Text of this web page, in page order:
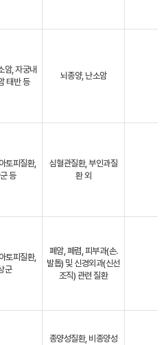
암, 자궁내
태반 등
뇌종양, 난소암
토피질환,
등
심혈관질환, 부인과질
환 외
토피질환,
군
폐암, 폐렴, 피부과(손.
발톱) 및 신경외과(신선
조직) 관련 질환
종양성질환, 비종양성